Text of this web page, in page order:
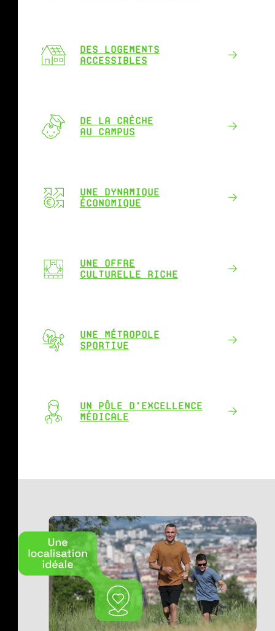
DES LOGEMENTS
ACCESSIBLES
DE LA CRÈCHE
AU CAMPUS
UNE DYNAMIQUE
ÉCONOMIQUE
UNE OFFRE
CULTURELLE RICHE
UNE MÉTROPOLE
SPORTIVE
UN PÔLE D’EXCELLENCE
MÉDICALE